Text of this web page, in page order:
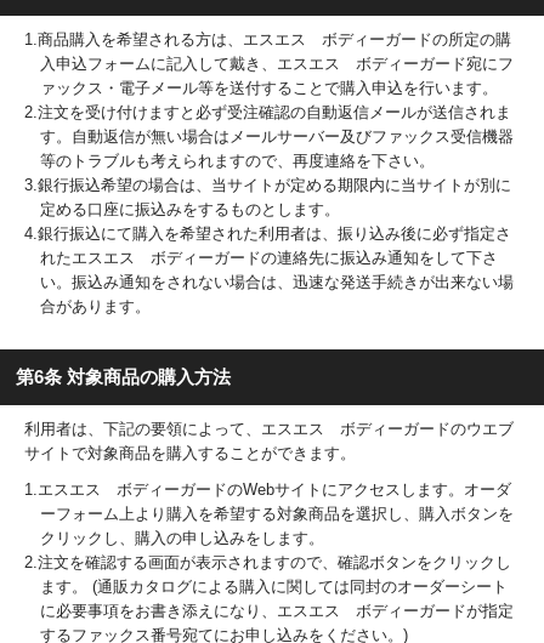
1.商品購入を希望される方は、エスエス ボディーガードの所定の購
入申込フォームに記入して戴き、エスエス ボディーガード宛にフ
ァックス・電子メール等を送付することで購入申込を行います。
2.注文を受け付けますと必ず受注確認の自動返信メールが送信されま
す。自動返信が無い場合はメールサーバー及びファックス受信機器
等のトラブルも考えられますので、再度連絡を下さい。
3.銀行振込希望の場合は、当サイトが定める期限内に当サイトが別に
定める口座に振込みをするものとします。
4.銀行振込にて購入を希望された利用者は、振り込み後に必ず指定さ
れたエスエス ボディーガードの連絡先に振込み通知をして下さ
い。振込み通知をされない場合は、迅速な発送手続きが出来ない場
合があります。
第6条 対象商品の購入方法
利用者は、下記の要領によって、エスエス ボディーガードのウエブ
サイトで対象商品を購入することができます。
1.エスエス ボディーガードのWebサイトにアクセスします。オーダ
ーフォーム上より購入を希望する対象商品を選択し、購入ボタンを
クリックし、購入の申し込みをします。
2.注文を確認する画面が表示されますので、確認ボタンをクリックし
ます。 (通販カタログによる購入に関しては同封のオーダーシート
に必要事項をお書き添えになり、エスエス ボディーガードが指定
するファックス番号宛てにお申し込みをください。)